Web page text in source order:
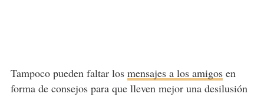
Tampoco pueden faltar los mensajes a los amigosen
forma de consejos para que lleven mejor una desilusión